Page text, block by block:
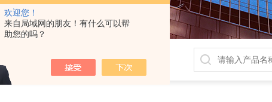
欢迎您！
来自局域网的朋友！有什么可以帮
助您的吗？